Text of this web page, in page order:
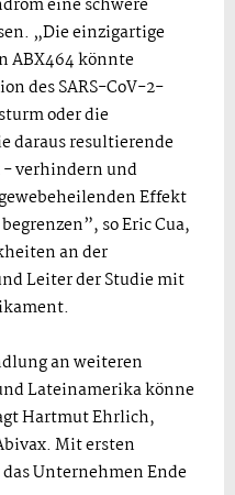
„Die einzigartige
ABX464 könnte
des SARS-CoV-2-
oder die
daraus resultierende
verhindern und
Effekt
so Eric Cua,
an der
Leiter der Studie mit
an weiteren
Lateinamerika könne
Hartmut Ehrlich,
Mit ersten
Unternehmen Ende